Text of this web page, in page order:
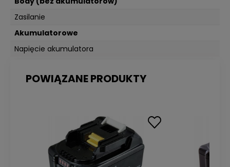
Zasilanie
Akumulatorowe
Napięcie akumulatora
POWIĄZANE PRODUKTY